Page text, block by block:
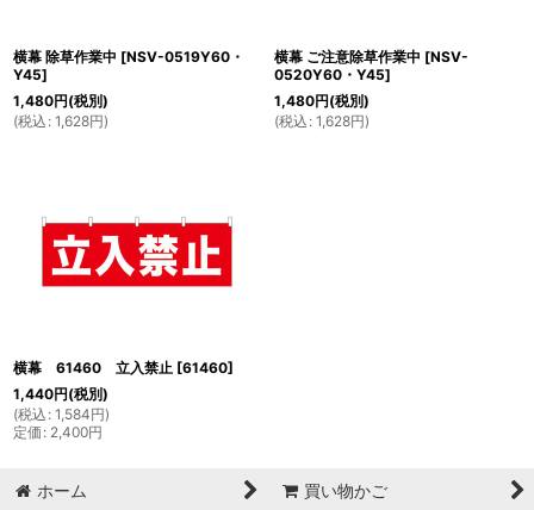
横幕 除草作業中 [NSV-0519Y60・
Y45]
1,480円(税別)
(税込 : 1,628円)
横幕 ご注意除草作業中 [NSV-
0520Y60・Y45]
1,480円(税別)
(税込 : 1,628円)
横幕 61460 立入禁止 [61460]
1,440円(税別)
(税込 : 1,584円)
定価 : 2,400円
ホーム 買い物かご